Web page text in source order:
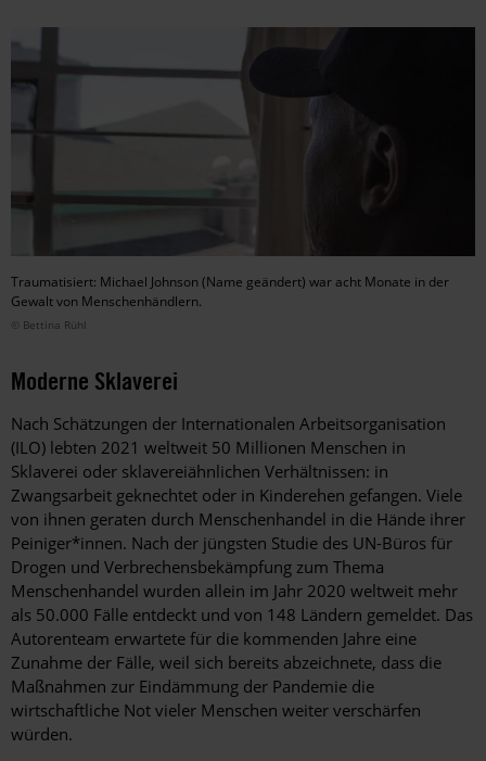
Traumatisiert: Michael Johnson (Name geändert) war acht Monate in der
Gewalt von Menschenhändlern.
© Bettina Rühl
Moderne Sklaverei
Nach Schätzungen der Internationalen Arbeitsorganisation
(ILO) lebten 2021 weltweit 50 Millionen Menschen in
Sklaverei oder sklavereiähnlichen Verhältnissen: in
Zwangsarbeit geknechtet oder in Kinderehen gefangen. Viele
von ihnen ­geraten durch Menschenhandel in die Hände ihrer
Peiniger*innen. Nach der jüngsten Studie des UN-Büros für
Drogen und Verbrechensbekämpfung zum Thema
Menschenhandel wurden allein im Jahr 2020 weltweit mehr
als 50.000 Fälle entdeckt und von 148 Ländern gemeldet. Das
Autorenteam erwartete für die kommenden Jahre eine
Zunahme der Fälle, weil sich bereits abzeichnete, dass die
Maßnahmen zur Eindämmung der ­Pandemie die
wirtschaftliche Not vieler Menschen weiter verschärfen
würden.